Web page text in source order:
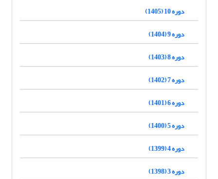
دوره 10 (1405)
دوره 9 (1404)
دوره 8 (1403)
دوره 7 (1402)
دوره 6 (1401)
دوره 5 (1400)
دوره 4 (1399)
دوره 3 (1398)